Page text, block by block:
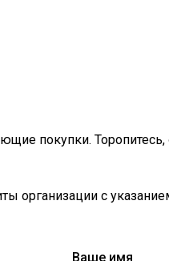
покупки.
организации с
Ваше имя